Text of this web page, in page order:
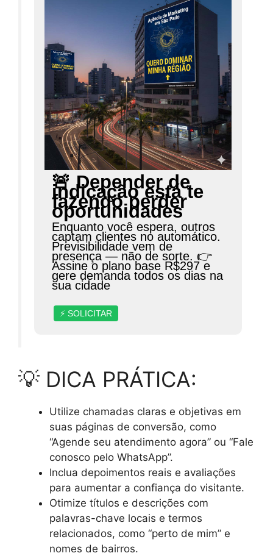
🚨 Depender de
indicação está te
fazendo perder
oportunidades
Enquanto você espera, outros
captam clientes no automático.
Previsibilidade vem de
presença — não de sorte. 👉
Assine o plano base R$297 e
gere demanda todos os dias na
sua cidade
⚡ SOLICITAR
💡 DICA PRÁTICA:
Utilize chamadas claras e objetivas em
suas páginas de conversão, como
“Agende seu atendimento agora” ou “Fale
conosco pelo WhatsApp”.
Inclua depoimentos reais e avaliações
para aumentar a confiança do visitante.
Otimize títulos e descrições com
palavras-chave locais e termos
relacionados, como “perto de mim” e
nomes de bairros.